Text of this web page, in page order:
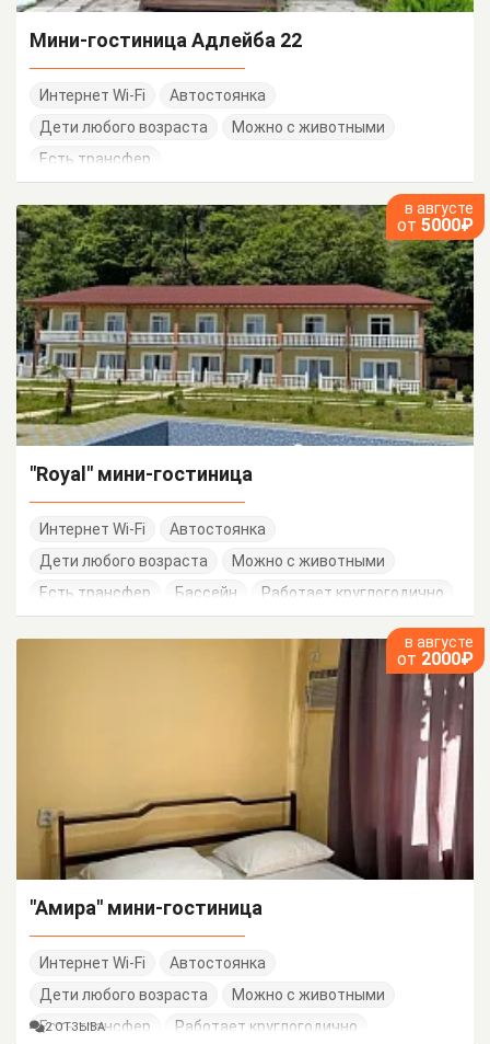
Мини-гостиница Адлейба 22
Интернет Wi-Fi
Автостоянка
Дети любого возраста
Можно с животными
Есть трансфер
в августе
от 5000₽
"Royal" мини-гостиница
Интернет Wi-Fi
Автостоянка
Дети любого возраста
Можно с животными
Есть трансфер
Бассейн Работает круглогодично
в августе
от 2000₽
"Амира" мини-гостиница
Интернет Wi-Fi
Автостоянка
Дети любого возраста
Можно с животными
Есть трансфер
Работает круглогодично
2 ОТЗЫВА